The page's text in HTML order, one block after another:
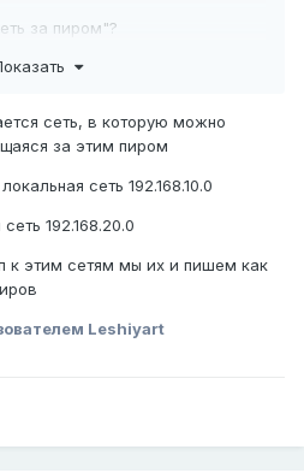
за пиром"?
сеть, в которую можно
за этим пиром
сеть 192.168.10.0
192.168.20.0
к этим сетям мы их и пишем как
Leshiyart